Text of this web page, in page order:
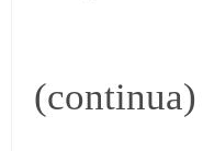
(continua)